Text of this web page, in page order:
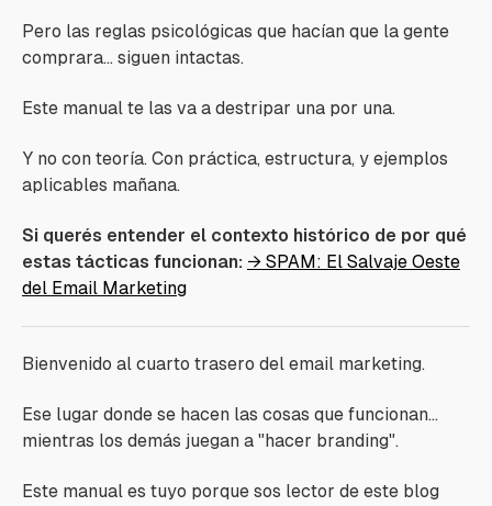
Pero las reglas psicológicas que hacían que la gente
comprara… siguen intactas.
Este manual te las va a destripar una por una.
Y no con teoría. Con práctica, estructura, y ejemplos
aplicables mañana.
Si querés entender el contexto histórico de por qué
estas tácticas funcionan: → SPAM: El Salvaje Oeste
del Email Marketing
Bienvenido al cuarto trasero del email marketing.
Ese lugar donde se hacen las cosas que funcionan…
mientras los demás juegan a "hacer branding".
Este manual es tuyo porque sos lector de este blog